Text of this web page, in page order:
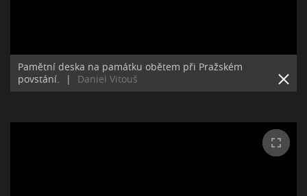
Pamětní deska na památku obětem při Pražském
povstání.
| Daniel Vitouš